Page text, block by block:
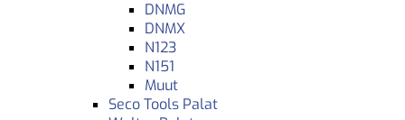
DNMG
DNMX
N123
N151
Muut
Seco Tools Palat